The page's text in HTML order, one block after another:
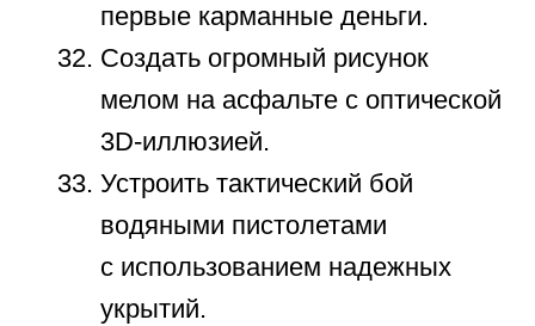
Нажимая кнопку
принимаетеОфертуи даёте
Согласие на обработку
персональных данных
ЗАПИСАТЬСЯ